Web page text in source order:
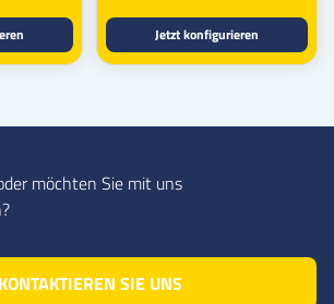
Jetzt konfigurieren
möchten Sie mit uns
KONTAKTIEREN SIE UNS